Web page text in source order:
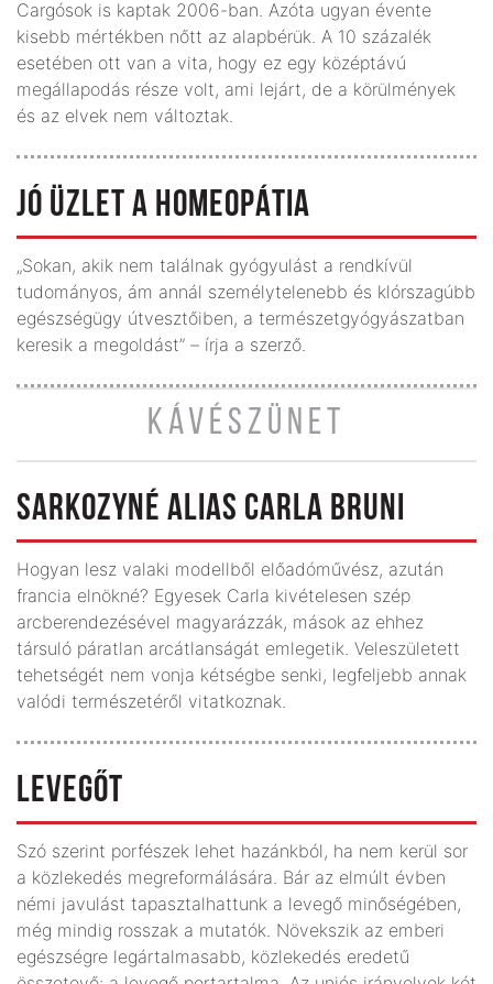
Cargósok is kaptak 2006-ban. Azóta ugyan évente
kisebb mértékben nőtt az alapbérük. A 10 százalék
esetében ott van a vita, hogy ez egy középtávú
megállapodás része volt, ami lejárt, de a körülmények
és az elvek nem változtak.
JÓ ÜZLET A HOMEOPÁTIA
„Sokan, akik nem találnak gyógyulást a rendkívül
tudományos, ám annál személytelenebb és klórszagúbb
egészségügy útvesztőiben, a természetgyógyászatban
keresik a megoldást” – írja a szerző.
KÁVÉSZÜNET
SARKOZYNÉ ALIAS CARLA BRUNI
Hogyan lesz valaki modellből előadóművész, azután
francia elnökné? Egyesek Carla kivételesen szép
arcberendezésével magyarázzák, mások az ehhez
társuló páratlan arcátlanságát emlegetik. Veleszületett
tehetségét nem vonja kétségbe senki, legfeljebb annak
valódi természetéről vitatkoznak.
LEVEGŐT
Szó szerint porfészek lehet hazánkból, ha nem kerül sor
a közlekedés megreformálására. Bár az elmúlt évben
némi javulást tapasztalhattunk a levegő minőségében,
még mindig rosszak a mutatók. Növekszik az emberi
egészségre legártalmasabb, közlekedés eredetű